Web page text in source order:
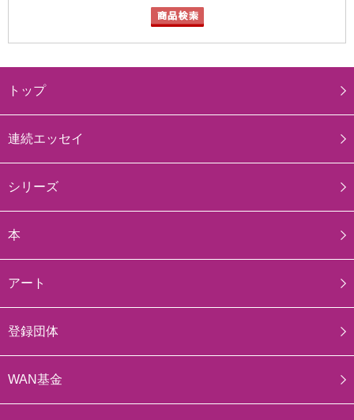
トップ
連続エッセイ
シリーズ
本
アート
登録団体
WAN基金